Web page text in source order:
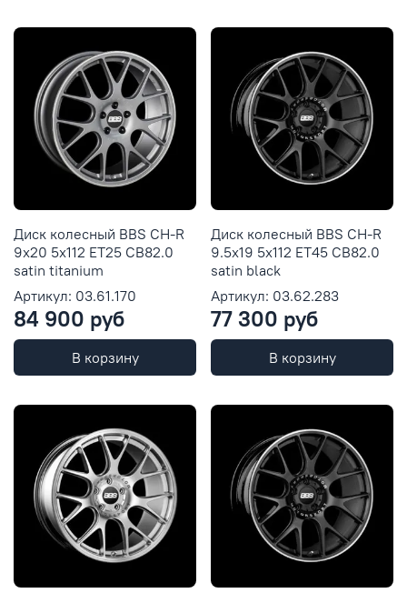
Диск колесный BBS CH-R
9x20 5x112 ET25 CB82.0
satin titanium
Артикул: 03.61.170
84 900 руб
В корзину
Диск колесный BBS CH-R
9.5x19 5x112 ET45 CB82.0
satin black
Артикул: 03.62.283
77 300 руб
В корзину